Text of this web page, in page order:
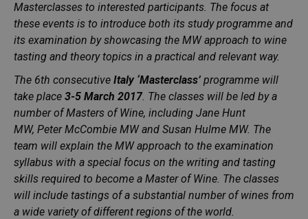
Masterclasses to interested participants. The focus at
these events is to introduce both its study programme and
its examination by showcasing the MW approach to wine
tasting and theory topics in a practical and relevant way.
The 6th consecutive Italy ‘Masterclass’ programme will
take place 3-5 March 2017. The classes will be led by a
number of Masters of Wine, including Jane Hunt
MW, Peter McCombie MWand Susan Hulme MW. The
team will explain the MW approach to the examination
syllabus with a special focus on the writing and tasting
skills required to become a Master of Wine. The classes
will include tastings of a substantial number of wines from
a wide variety of different regions of the world.